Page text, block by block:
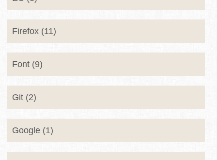
Firefox (11)
Font (9)
Git (2)
Google (1)